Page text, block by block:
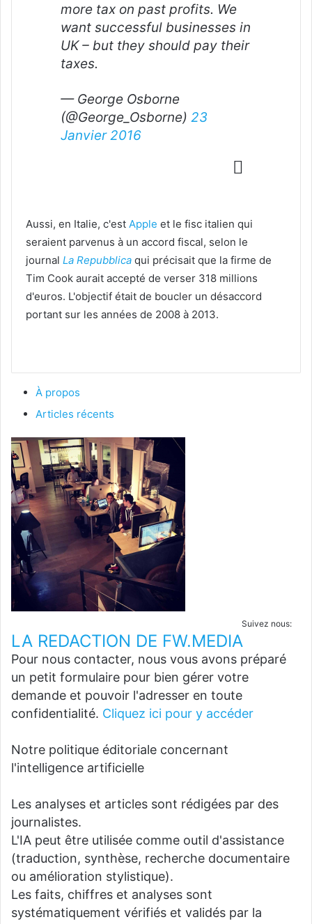
more tax on past profits. We
want successful businesses in
UK – but they should pay their
taxes.
— George Osborne
(@George_Osborne) 23
Janvier 2016
Aussi, en Italie, c'est Apple et le fisc italien qui
seraient parvenus à un accord fiscal, selon le
journal La Repubblica qui précisait que la firme de
Tim Cook aurait accepté de verser 318 millions
d'euros. L'objectif était de boucler un désaccord
portant sur les années de 2008 à 2013.
À propos
Articles récents
Suivez nous:
LA REDACTION DE FW.MEDIA
Pour nous contacter, nous vous avons préparé
un petit formulaire pour bien gérer votre
demande et pouvoir l'adresser en toute
confidentialité. Cliquez ici pour y accéder
Notre politique éditoriale concernant
l'intelligence artificielle
Les analyses et articles sont rédigées par des
journalistes.
L'IA peut être utilisée comme outil d'assistance
(traduction, synthèse, recherche documentaire
ou amélioration stylistique).
Les faits, chiffres et analyses sont
systématiquement vérifiés et validés par la